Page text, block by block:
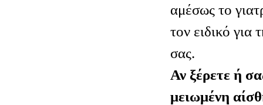
αμέσως το
τον ειδικό για
σας.
Αν ξέρετε ή
μειωμένη